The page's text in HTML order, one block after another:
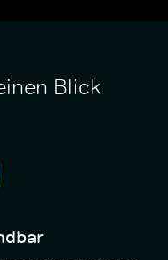
Blick